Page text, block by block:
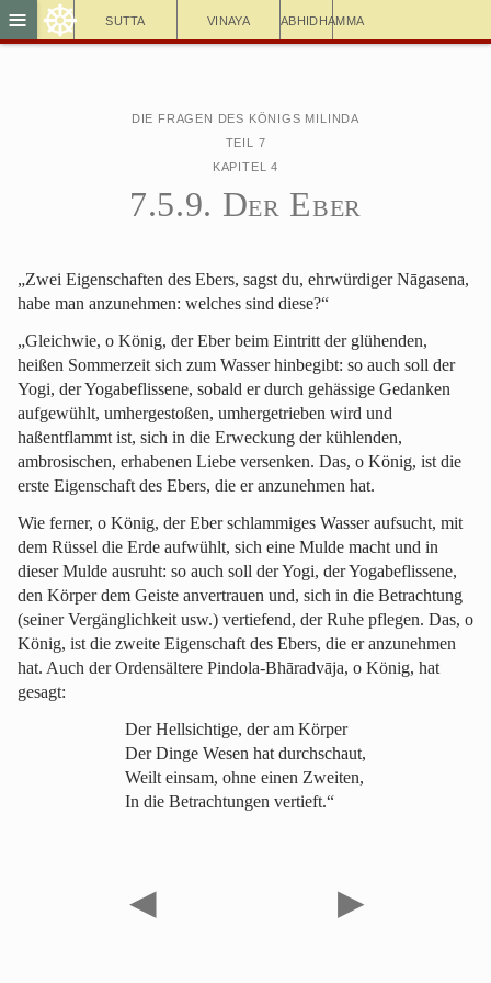
Sutta Vinaya Abhidhamma
≡ ☸
Die Fragen des Königs Milinda
Teil 7
Kapitel 4
7.5.9. Der Eber
„Zwei Eigenschaften des Ebers, sagst du, ehrwürdiger Nāgasena,
habe man anzunehmen: welches sind diese?“
„Gleichwie, o König, der Eber beim Eintritt der glühenden,
heißen Sommerzeit sich zum Wasser hinbegibt: so auch soll der
Yogi, der Yogabeflissene, sobald er durch gehässige Gedanken
aufgewühlt, umhergestoßen, umhergetrieben wird und
haßentflammt ist, sich in die Erweckung der kühlenden,
ambrosischen, erhabenen Liebe versenken. Das, o König, ist die
erste Eigenschaft des Ebers, die er anzunehmen hat.
Wie ferner, o König, der Eber schlammiges Wasser aufsucht, mit
dem Rüssel die Erde aufwühlt, sich eine Mulde macht und in
dieser Mulde ausruht: so auch soll der Yogi, der Yogabeflissene,
den Körper dem Geiste anvertrauen und, sich in die Betrachtung
(seiner Vergänglichkeit usw.) vertiefend, der Ruhe pflegen. Das, o
König, ist die zweite Eigenschaft des Ebers, die er anzunehmen
hat. Auch der Ordensältere Pindola-Bhāradvāja, o König, hat
gesagt:
Der Hellsichtige, der am Körper
Der Dinge Wesen hat durchschaut,
Weilt einsam, ohne einen Zweiten,
In die Betrachtungen vertieft.“
◀ ▶